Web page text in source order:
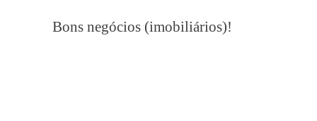
Bons negócios (imobiliários)!